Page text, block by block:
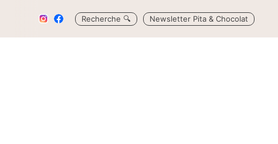
Recherche 🔍 Newsletter Pita & Chocolat